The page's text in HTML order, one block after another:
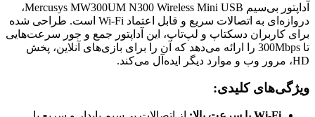
آداپتور بی‌سیم Mercusys MW300UM N300 Wireless Mini USB،
دروازه‌ای به اتصالات سریع و قابل اعتماد Wi-Fi است. طراحی شده
برای کاربران دسکتاپ و لپ‌تاپ، این آداپتور جمع و جور سرعت‌هایی
تا 300Mbps را ارائه می‌دهد که آن را برای بازی‌های آنلاین، پخش
HD، مرور وب و موارد دیگر ایده‌آل می‌کند.
ویژگی‌های کلیدی: